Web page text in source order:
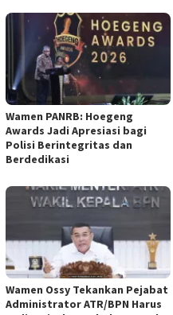
Wamen PANRB: Hoegeng
Awards Jadi Apresiasi bagi
Polisi Berintegritas dan
Berdedikasi
Wamen Ossy Tekankan Pejabat
Administrator ATR/BPN Harus